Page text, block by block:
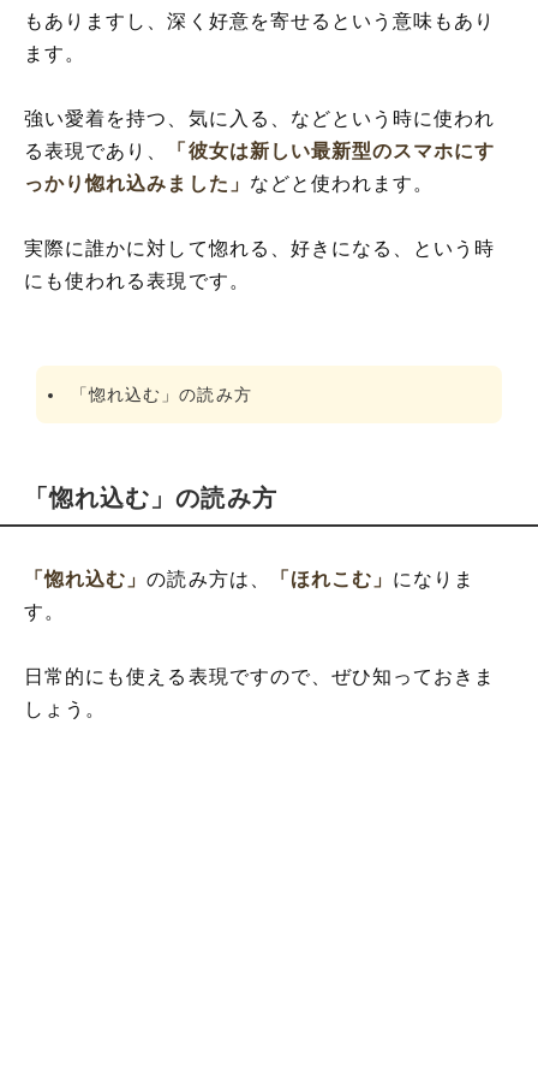
もありますし、深く好意を寄せるという意味もあり
ます。
強い愛着を持つ、気に入る、などという時に使われ
る表現であり、
「彼女は新しい最新型のスマホにす
っかり惚れ込みました」 などと使われます。
実際に誰かに対して惚れる、好きになる、という時
にも使われる表現です。
「惚れ込む」の読み方
「惚れ込む」の読み方
「惚れ込む」の読み方は、 「ほれこむ」 になりま
す。
日常的にも使える表現ですので、ぜひ知っておきま
しょう。